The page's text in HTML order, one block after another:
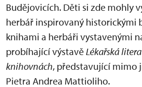
Budějovicích. Děti si zde mohly
herbář inspirovaný historickými
knihami a herbáři vystavenými
probíhající výstavě Lékařská
knihovnách, představující mimo
Pietra Andrea Mattioliho.